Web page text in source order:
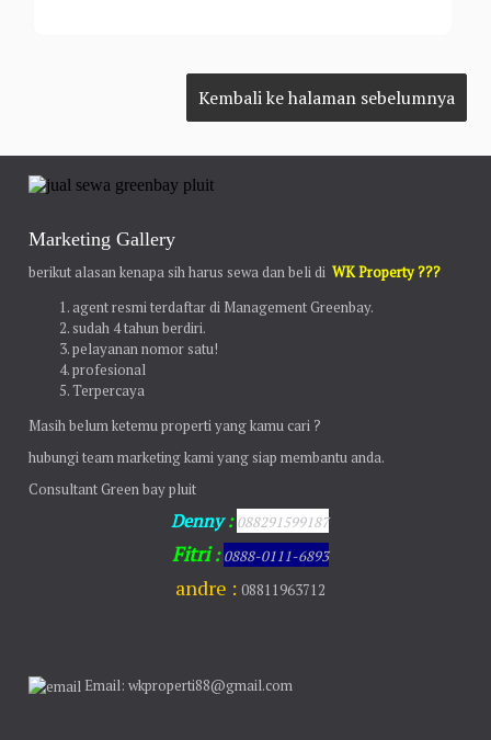
Marketing Gallery
berikut alasan kenapa sih harus sewa dan beli diWK Property ???
agent resmi terdaftar di Management Greenbay.
sudah 4 tahun berdiri.
pelayanan nomor satu!
profesional
Terpercaya
Masih belum ketemu properti yang kamu cari ?
hubungi team marketing kami yang siap membantu anda.
Consultant Green bay pluit
Denny:088291599187
Fitri:0888-0111-6893
andre : 08811963712
Email: wkproperti88@gmail.com